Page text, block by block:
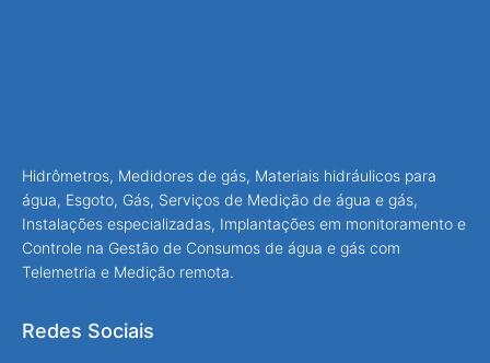
Hidrômetros, Medidores de gás, Materiais hidráulicos para
água, Esgoto, Gás, Serviços de Medição de água e gás,
Instalações especializadas, Implantações em monitoramento e
Controle na Gestão de Consumos de água e gás com
Telemetria e Medição remota.
Redes Sociais